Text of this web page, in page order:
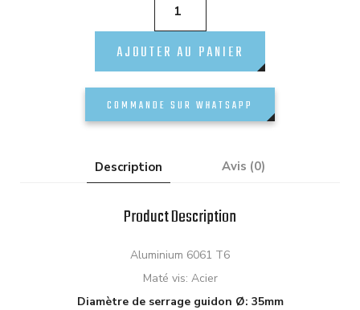
AJOUTER AU PANIER
COMMANDE SUR WHATSAPP
Description Avis (0)
Product Description
Aluminium 6061 T6
Maté vis: Acier
Diamètre de serrage guidon Ø: 35mm